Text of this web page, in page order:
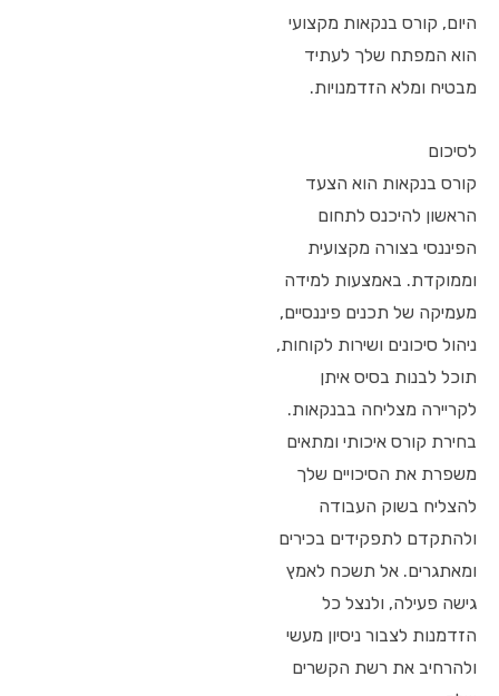
היום, קורס בנקאות מקצועי
הוא המפתח שלך לעתיד
מבטיח ומלא הזדמנויות.
לסיכום
קורס בנקאות הוא הצעד
הראשון להיכנס לתחום
הפיננסי בצורה מקצועית
וממוקדת. באמצעות למידה
מעמיקה של תכנים פיננסיים,
ניהול סיכונים ושירות לקוחות,
תוכל לבנות בסיס איתן
לקריירה מצליחה בבנקאות.
בחירת קורס איכותי ומתאים
משפרת את הסיכויים שלך
להצליח בשוק העבודה
ולהתקדם לתפקידים בכירים
ומאתגרים. אל תשכח לאמץ
גישה פעילה, ולנצל כל
הזדמנות לצבור ניסיון מעשי
ולהרחיב את רשת הקשרים